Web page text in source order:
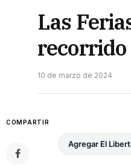
Las
recorrido
10 de marzo de 2024
COMPARTIR
Agregar El